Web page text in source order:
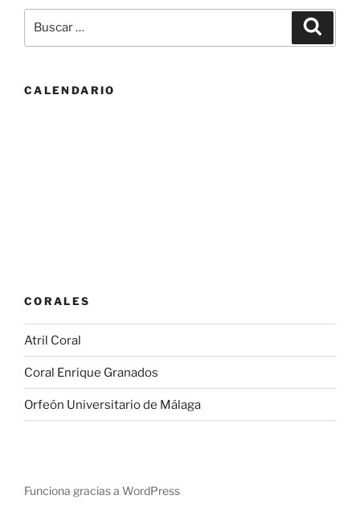
por:
CALENDARIO
CORALES
Atril Coral
Coral Enrique Granados
Orfeón Universitario de Málaga
Funciona gracias a WordPress